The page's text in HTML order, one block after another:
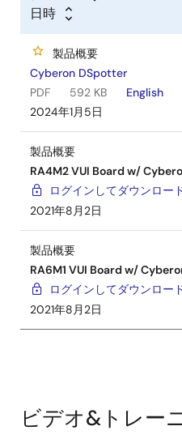
日時
製品概要
Cyberon DSpotter
PDF
592 KB
English
2024年1月5日
製品概要
RA4M2 VUI Board w/
ログインしてダウンロー
2021年8月2日
製品概要
RA6M1 VUI Board w/
ログインしてダウンロー
2021年8月2日
ビデオ&トレー